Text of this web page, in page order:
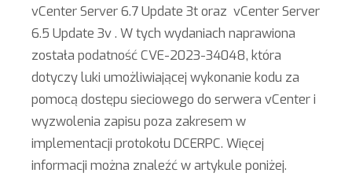
vCenter Server 6.7 Update 3t oraz vCenter Server
6.5 Update 3v . W tych wydaniach naprawiona
została podatność CVE-2023-34048, która
dotyczy luki umożliwiającej wykonanie kodu za
pomocą dostępu sieciowego do serwera vCenter i
wyzwolenia zapisu poza zakresem w
implementacji protokołu DCERPC. Więcej
informacji można znaleźć w artykule poniżej.